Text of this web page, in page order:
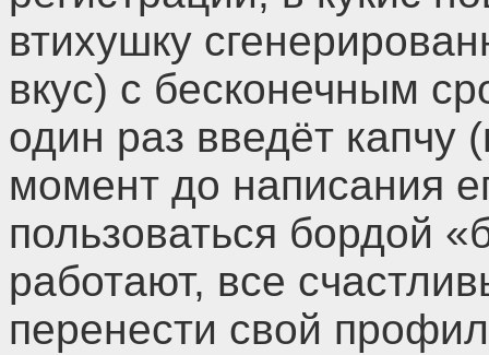
втихушку
вкус) с бесконечным
один раз введёт капчу
момент до написания
пользоваться бордой
работают, все
перенести свой